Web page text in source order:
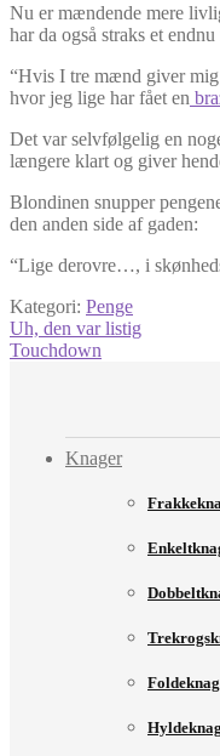
Nu er mændende mere
har da også straks et
“Hvis I tre mænd giver mig
hvor jeg lige har fået en
Det var selvfølgelig en
længere klart og giver
Blondinen snupper
den anden side af gaden:
“Lige derovre…, i
Kategori: Penge
Indlægsnavigation
Forrige
indlæg:
Uh, den var listig
Næste
Touchdown
Knager